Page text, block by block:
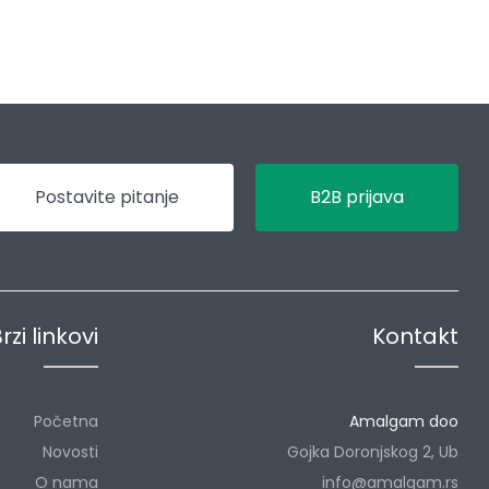
Postavite pitanje B2B prijava
linkovi
Početna
Novosti
O nama
Kontakt
Amalgam doo
Gojka Doronjskog 2, Ub
info@amalgam.rs